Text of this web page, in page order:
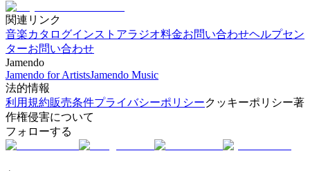
関連リンク
音楽カタログインストアラジオ料金お問い合わせヘルプセン
ターお問い合わせ
Jamendo
Jamendo for ArtistsJamendo Music
法的情報
利用規約販売条件プライバシーポリシークッキーポリシー著
作権侵害について
フォローする